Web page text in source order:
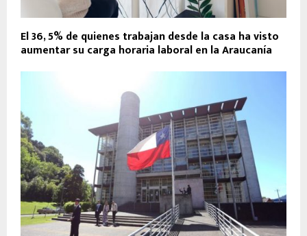
El 36, 5% de quienes trabajan desde la casa ha visto
aumentar su carga horaria laboral en la Araucanía